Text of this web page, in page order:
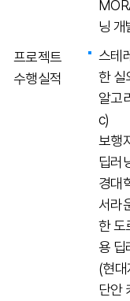
닝 개
프로젝트
수행실적
스테
한 실
알고
c)
보행
딥러
경대
서라
한 도
용 딥
(현
단안